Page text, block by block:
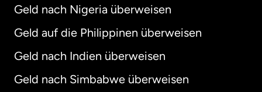
Geld nach Nigeria überweisen
Geld auf die Philippinen überweisen
Geld nach Indien überweisen
Geld nach Simbabwe überweisen